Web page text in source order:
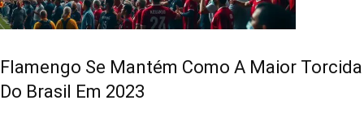
Flamengo Se Mantém Como A Maior Torcida
Do Brasil Em 2023